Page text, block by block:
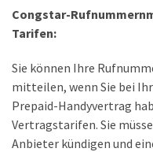
CATEGORIES
(31)
DSL
(23)
Congstar-
Tarifen:
Sie können Ihre
mitteilen, wenn Sie bei
Prepaid-Handyvertrag
Vertragstarifen. Sie
Anbieter kündigen und